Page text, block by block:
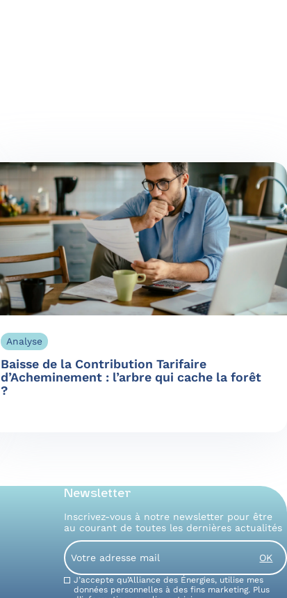
Analyse
Baisse de la Contribution Tarifaire
d’Acheminement : l’arbre qui cache la forêt
?
Newsletter
Inscrivez-vous à notre newsletter pour être
au courant de toutes les dernières actualités
Consent
J’accepte qu’Alliance des Énergies, utilise mes
données personnelles à des fins marketing. Plus
Email